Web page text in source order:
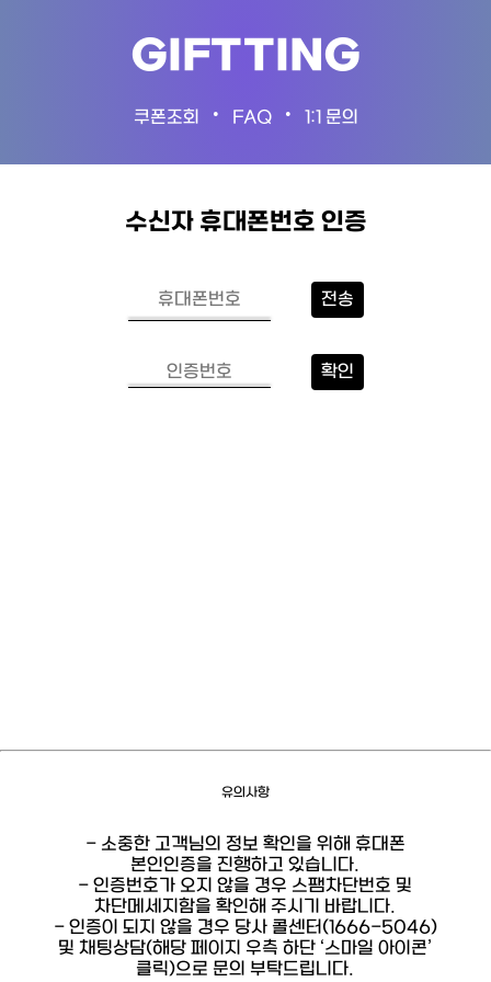
GIFTTING
쿠폰조회 • FAQ • 1:1 문의
수신자 휴대폰번호 인증
전송
확인
유의사항
- 소중한 고객님의 정보 확인을 위해 휴대폰
본인인증을 진행하고 있습니다.
- 인증번호가 오지 않을 경우 스팸차단번호 및
차단메세지함을 확인해 주시기 바랍니다.
- 인증이 되지 않을 경우 당사 콜센터(1666-5046)
및 채팅상담(해당 페이지 우측 하단 ‘스마일 아이콘’
클릭)으로 문의 부탁드립니다.